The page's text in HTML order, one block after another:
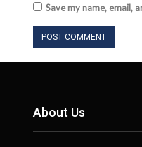
Save my name, email,
About Us